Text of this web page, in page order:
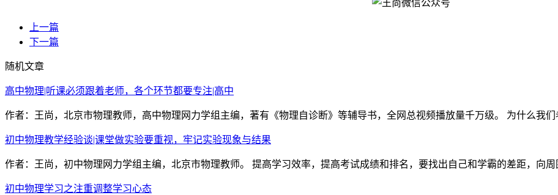
上一篇
下一篇
随机文章
高中物理|听课必须跟着老师，各个环节都要专注|高中
作者：王尚，北京市物理教师，高中物理网力学组主编，著有《物理自诊断》等辅导书，全网总视频播放量千万级。 为什么我们
初中物理教学经验谈|课堂做实验要重视，牢记实验现象与结果
作者：王尚，初中物理网力学组主编，北京市物理教师。 提高学习效率，提高考试成绩和排名，要找出自己和学霸的差距，向周
初中物理学习之注重调整学习心态